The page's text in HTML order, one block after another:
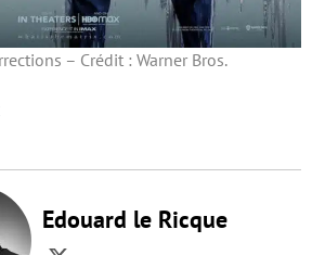
– Crédit : Warner Bros.
Edouard le Ricque